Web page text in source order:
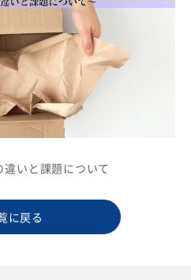
いと課題について
に戻る